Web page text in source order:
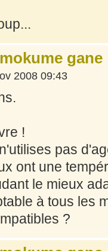
gane
2008 09:43
!
pas
ont une
le mieux
à tous les
?